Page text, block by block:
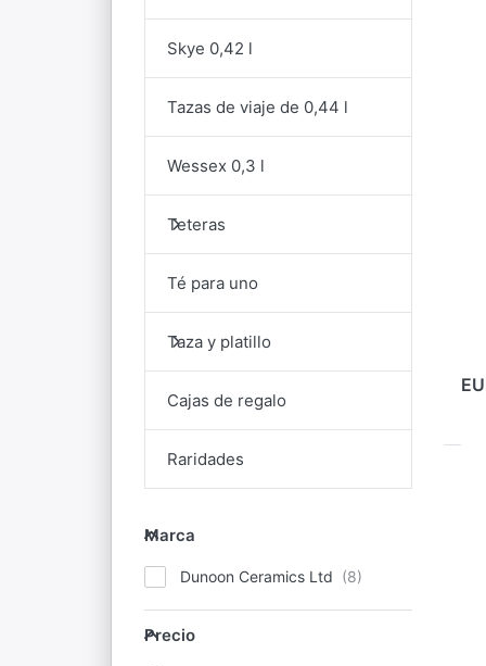
Skye 0,42 l
Tazas de viaje de 0,44 l
Wessex 0,3 l
Teteras
Té para uno
Taza y platillo
Cajas de regalo
Raridades
Marca
Marca
Dunoon Ceramics Ltd
Precio
Precio